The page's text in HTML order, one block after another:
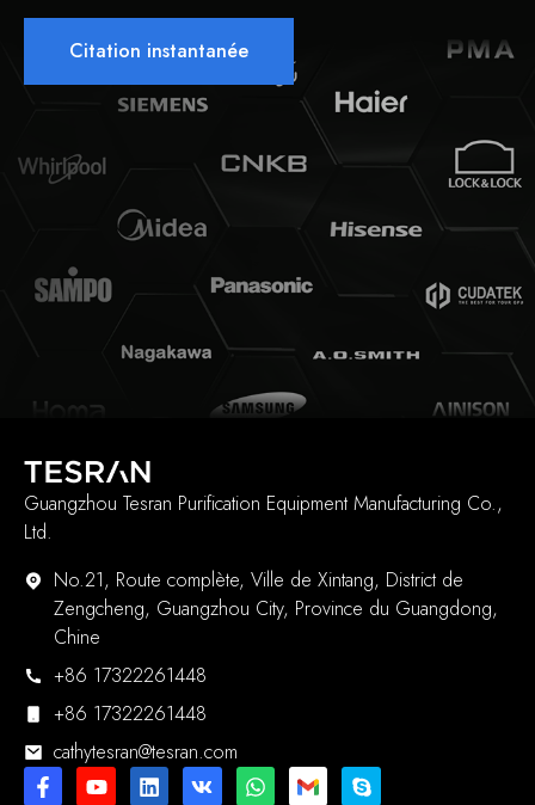
Citation instantanée
Guangzhou Tesran Purification Equipment Manufacturing Co.,
Ltd.
No.21, Route complète, Ville de Xintang, District de
Zengcheng, Guangzhou City, Province du Guangdong,
Chine
+86 17322261448
+86 17322261448
cathytesran@tesran.com